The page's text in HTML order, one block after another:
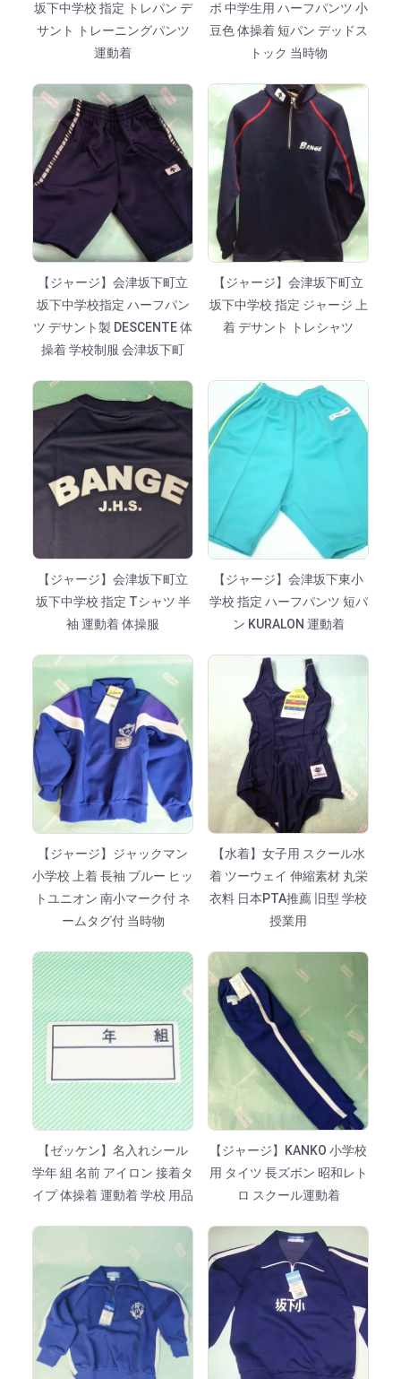
坂下中学校 指定 トレパン デ
サント トレーニングパンツ
運動着
ボ 中学生用 ハーフパンツ 小
豆色 体操着 短パン デッドス
トック 当時物
【ジャージ】会津坂下町立
坂下中学校指定 ハーフパン
ツ デサント製 DESCENTE 体
操着 学校制服 会津坂下町
【ジャージ】会津坂下町立
坂下中学校 指定 ジャージ 上
着 デサント トレシャツ
【ジャージ】会津坂下町立
坂下中学校 指定 Tシャツ 半
袖 運動着 体操服
【ジャージ】会津坂下東小
学校 指定 ハーフパンツ 短パ
ン KURALON 運動着
【ジャージ】ジャックマン
小学校 上着 長袖 ブルー ヒッ
トユニオン 南小マーク付 ネ
ームタグ付 当時物
【水着】女子用 スクール水
着 ツーウェイ 伸縮素材 丸栄
衣料 日本PTA推薦 旧型 学校
授業用
【ゼッケン】名入れシール
学年 組 名前 アイロン 接着タ
イプ 体操着 運動着 学校 用品
【ジャージ】KANKO 小学校
用 タイツ 長ズボン 昭和レト
ロ スクール運動着